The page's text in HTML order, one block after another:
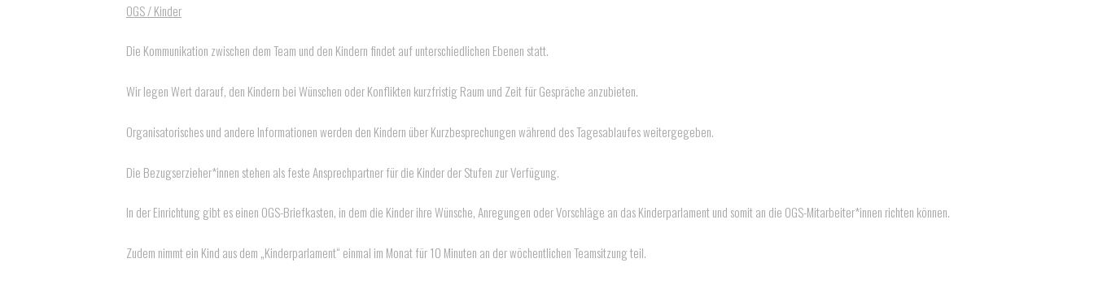
OGS / Kinder
Die Kommunikation zwischen dem Team und den Kindern findet auf unterschiedlichen Ebenen statt.
Wir legen Wert darauf, den Kindern bei Wünschen oder Konflikten kurzfristig Raum und Zeit für Gespräche anzubieten.
Organisatorisches und andere Informationen werden den Kindern über Kurzbesprechungen während des Tagesablaufes weitergegeben.
Die Bezugserzieher*innen stehen als feste Ansprechpartner für die Kinder der Stufen zur Verfügung.
In der Einrichtung gibt es einen OGS-Briefkasten, in dem die Kinder ihre Wünsche, Anregungen oder Vorschläge an das Kinderparlament und somit an die OGS-Mitarbeiter*innen richten können.
Zudem nimmt ein Kind aus dem „Kinderparlament“ einmal im Monat für 10 Minuten an der wöchentlichen Teamsitzung teil.